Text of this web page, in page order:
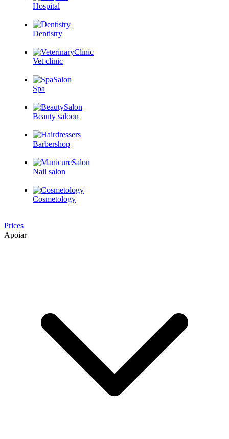
Hospital
Dentistry
Vet clinic
Spa
Beauty saloon
Barbershop
Nail salon
Cosmetology
Prices
Apoiar